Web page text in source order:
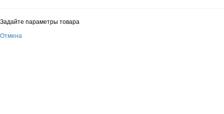
Задайте параметры товара
Отмена